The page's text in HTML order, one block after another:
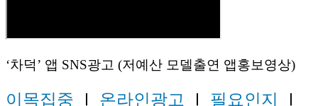
‘차덕’ 앱 SNS광고 (저예산 모델출연 앱홍보영상)
이목집중 Ⅰ 온라인광고 Ⅰ 필요인지
Ⅰ